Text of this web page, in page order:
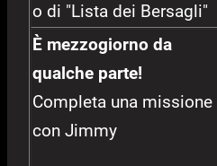
o di "Lista dei Bersagli"
È mezzogiorno da
qualche parte!
Completa una missione
con Jimmy